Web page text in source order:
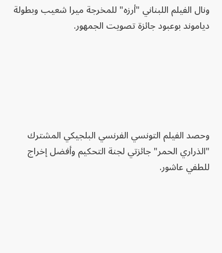
ونال الفيلم اللبناني "أرزه" للمخرجة ميرا شعيب وبطولة
دياموند بوعبود جائزة تصويت الجمهور.
وحصد الفيلم التونسي الفرنسي البلجيكي المشترك
"الذراري الحمر" جائزتي لجنة التحكيم وأفضل إخراج
للطفي عاشور.